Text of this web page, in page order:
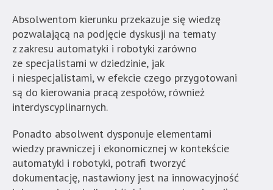
Absolwentom kierunku przekazuje się wiedzę
pozwalającą na podjęcie dyskusji na tematy
z zakresu automatyki i robotyki zarówno
ze specjalistami w dziedzinie, jak
i niespecjalistami, w efekcie czego przygotowani
są do kierowania pracą zespołów, również
interdyscyplinarnych.
Ponadto absolwent dysponuje elementami
wiedzy prawniczej i ekonomicznej w kontekście
automatyki i robotyki, potrafi tworzyć
dokumentację, nastawiony jest na innowacyjność